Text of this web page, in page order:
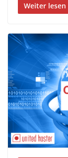
Weiter lesen